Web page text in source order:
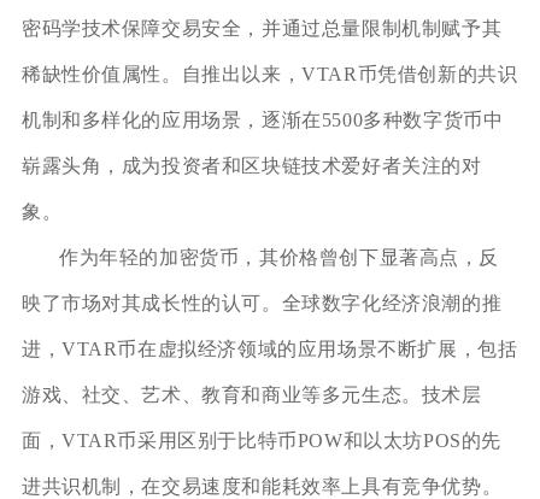
密码学技术保障交易安全，并通过总量限制机制赋予其
稀缺性价值属性。自推出以来，VTAR币凭借创新的共识
机制和多样化的应用场景，逐渐在5500多种数字货币中
崭露头角，成为投资者和区块链技术爱好者关注的对
象。
作为年轻的加密货币，其价格曾创下显著高点，反
映了市场对其成长性的认可。全球数字化经济浪潮的推
进，VTAR币在虚拟经济领域的应用场景不断扩展，包括
游戏、社交、艺术、教育和商业等多元生态。技术层
面，VTAR币采用区别于比特币POW和以太坊POS的先
进共识机制，在交易速度和能耗效率上具有竞争优势。